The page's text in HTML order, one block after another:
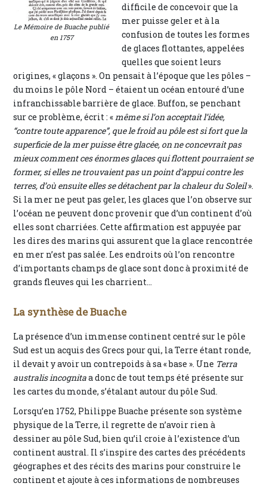
Le Mémoire de Buache publié
en 1757
difficile de concevoir que la
mer puisse geler et à la
confusion de toutes les formes
de glaces flottantes, appelées
quelles que soient leurs
origines, « glaçons ». On pensait à l’époque que les pôles –
du moins le pôle Nord – étaient un océan entouré d’une
infranchissable barrière de glace. Buffon, se penchant
sur ce problème, écrit : « même si l’on acceptait l’idée,
“contre toute apparence”, que le froid au pôle est si fort que la
superficie de la mer puisse être glacée, on ne concevrait pas
mieux comment ces énormes glaces qui flottent pourraient se
former, si elles ne trouvaient pas un point d’appui contre les
terres, d’où ensuite elles se détachent par la chaleur du Soleil».
Si la mer ne peut pas geler, les glaces que l’on observe sur
l’océan ne peuvent donc provenir que d’un continent d’où
elles sont charriées. Cette affirmation est appuyée par
les dires des marins qui assurent que la glace rencontrée
en mer n’est pas salée. Les endroits où l’on rencontre
d’importants champs de glace sont donc à proximité de
grands fleuves qui les charrient...
La synthèse de Buache
La présence d’un immense continent centré sur le pôle
Sud est un acquis des Grecs pour qui, la Terre étant ronde,
il devait y avoir un contrepoids à sa « base ». Une Terra
australis incognitaa donc de tout temps été présente sur
les cartes du monde, s’étalant autour du pôle Sud.
Lorsqu’en 1752, Philippe Buache présente son système
physique de la Terre, il regrette de n’avoir rien à
dessiner au pôle Sud, bien qu’il croie à l’existence d’un
continent austral. Il s’inspire des cartes des précédents
géographes et des récits des marins pour construire le
continent et ajoute à ces informations de nombreuses